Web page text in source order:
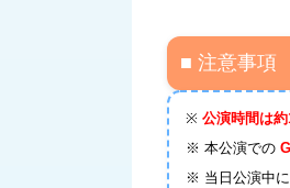
■ 注意事項
※ 公演時間は
※ 本公演での
※ 当日公演中に